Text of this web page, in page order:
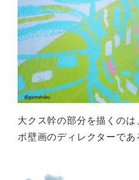
大クス幹の部分を描くの
ボ壁画のディレクターで